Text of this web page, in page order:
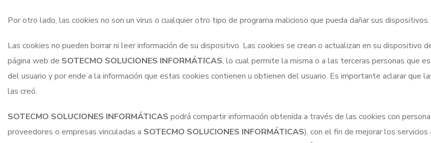
Por otro lado, las cookies no son un virus o cualquier otro tipo de programa malicioso que pueda dañar sus dispositivos.
Las cookies no pueden borrar ni leer información de su dispositivo. Las cookies se crean o actualizan en su dispositivo
página web de SOTECMO SOLUCIONES INFORMÁTICAS, lo cual permite la misma o a las terceras personas que
del usuario y por ende a la información que estas cookies contienen u obtienen del usuario. Es importante aclarar que
las creó.
SOTECMO SOLUCIONES INFORMÁTICAS podrá compartir información obtenida a través de las cookies con
proveedores o empresas vinculadas a SOTECMO SOLUCIONES INFORMÁTICAS), con el fin de mejorar los